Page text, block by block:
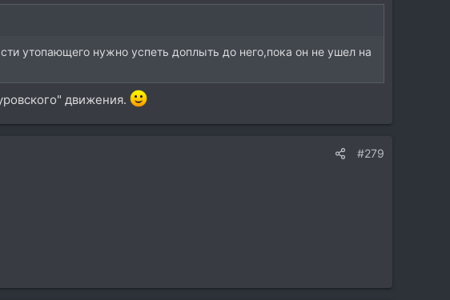
утопающего нужно успеть доплыть до него,пока он не ушел на
движения.
#279